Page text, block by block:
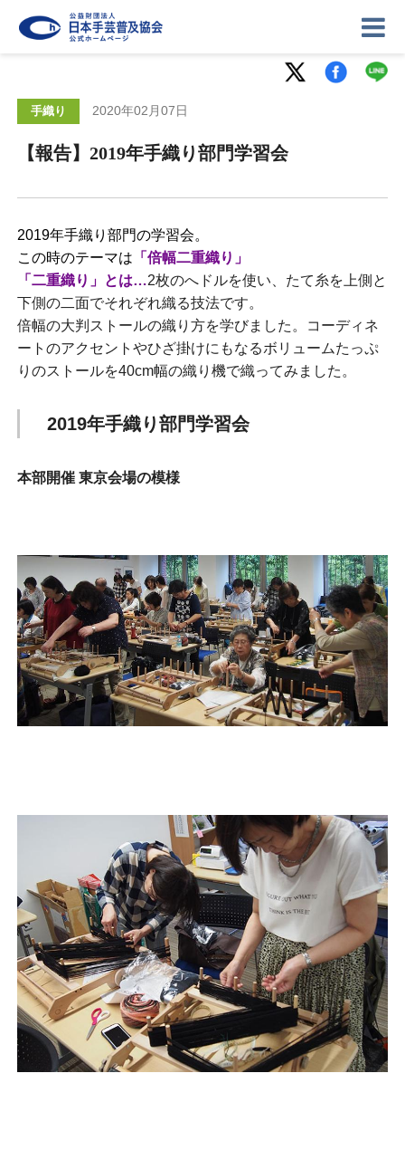
ニュース 記事
イベント ギャラリー
協会について ログイン
手織り 2020年02月07日
【報告】2019年手織り部門学習会
2019年手織り部門の学習会。
この時のテーマは 「倍幅二重織り」
「二重織り」とは…2枚のへドルを使い、たて糸を上側と
下側の二面でそれぞれ織る技法です。
倍幅の大判ストールの織り方を学びました。コーディネ
ートのアクセントやひざ掛けにもなるボリュームたっぷ
りのストールを40cm幅の織り機で織ってみました。
2019年手織り部門学習会
本部開催 東京会場の模様